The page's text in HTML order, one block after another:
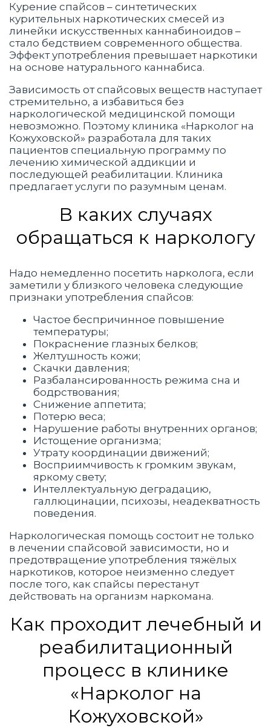
Курение спайсов – синтетических
курительных наркотических смесей из
линейки искусственных каннабиноидов –
стало бедствием современного общества.
Эффект употребления превышает наркотики
на основе натурального каннабиса.
Зависимость от спайсовых веществ наступает
стремительно, а избавиться без
наркологической медицинской помощи
невозможно. Поэтому клиника «Нарколог на
Кожуховской» разработала для таких
пациентов специальную программу по
лечению химической аддикции и
последующей реабилитации. Клиника
предлагает услуги по разумным ценам.
В каких случаях
обращаться к наркологу
Надо немедленно посетить нарколога, если
заметили у близкого человека следующие
признаки употребления спайсов:
Частое беспричинное повышение
температуры;
Покраснение глазных белков;
Желтушность кожи;
Скачки давления;
Разбалансированность режима сна и
бодрствования;
Снижение аппетита;
Потерю веса;
Нарушение работы внутренних органов;
Истощение организма;
Утрату координации движений;
Восприимчивость к громким звукам,
яркому свету;
Интеллектуальную деградацию,
галлюцинации, психозы, неадекватность
поведения.
Наркологическая помощь состоит не только
в лечении спайсовой зависимости, но и
предотвращение употребления тяжёлых
наркотиков, которое неизменно следует
после того, как спайсы перестанут
действовать на организм наркомана.
Как проходит лечебный и
реабилитационный
процесс в клинике
«Нарколог на
Кожуховской»